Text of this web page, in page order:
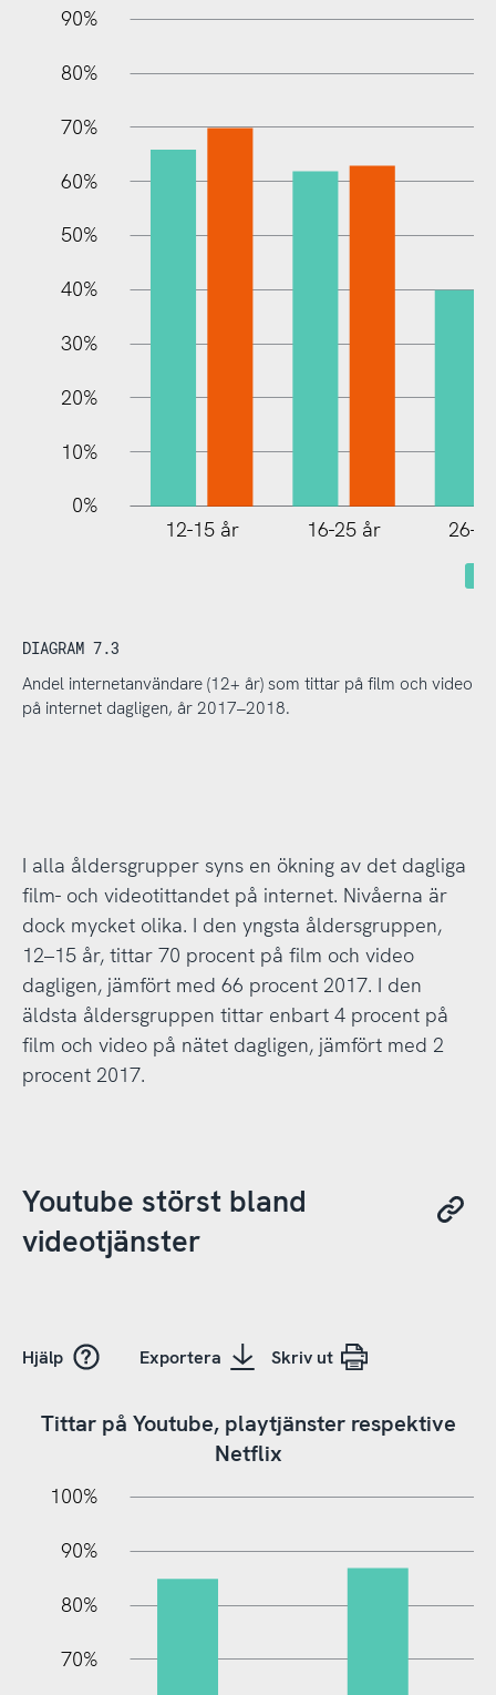
10%
90%
80%
70%
60%
50%
40%
30%
20%
10%
0%
12-15 år 16-25 år 26-
DIAGRAM 7.3
Andel internetanvändare (12+ år) som tittar på film och video
på internet dagligen, år 2017–2018.
I alla åldersgrupper syns en ökning av det dagliga
film- och videotittandet på internet. Nivåerna är
dock mycket olika. I den yngsta åldersgruppen,
12–15 år, tittar 70 procent på film och video
dagligen, jämfört med 66 procent 2017. I den
äldsta åldersgruppen tittar enbart 4 procent på
film och video på nätet dagligen, jämfört med 2
procent 2017.
Youtube störst bland
videotjänster
Hjälp Exportera Skriv ut
Tittar på Youtube, playtjänster respektive
Netflix
100%
90%
80%
70%